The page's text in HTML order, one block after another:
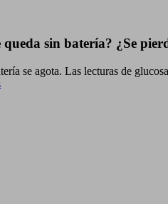
queda sin batería? ¿Se
se agota. Las lecturas de